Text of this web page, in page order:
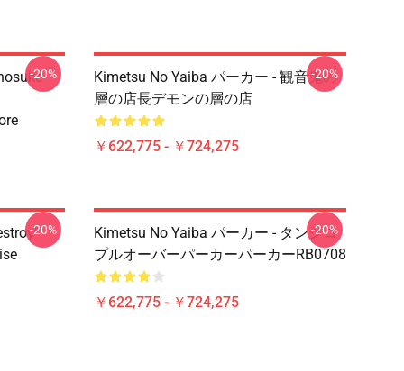
-20%
Kimetsu No Yaiba パーカー - 観音鬼の
層の店長デモンの層の店
￥622,775 - ￥724,275
-20%
-20%
Kimetsu No Yaiba パーカー - タンジロ
プルオーバーパーカーパーカーRB0708
￥622,775 - ￥724,275
-20%